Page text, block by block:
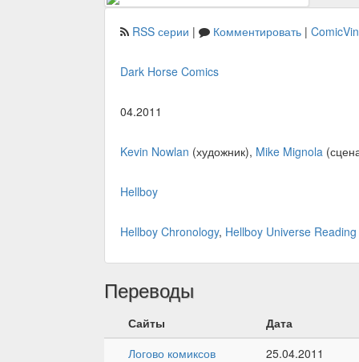
RSS серии | Комментировать |
Dark Horse Comics
04.2011
Kevin Nowlan (художник), Mike Mignola
Hellboy
Hellboy Chronology, Hellboy Universe
Переводы
Сайты
Дата
Логово комиксов
25.04.2011